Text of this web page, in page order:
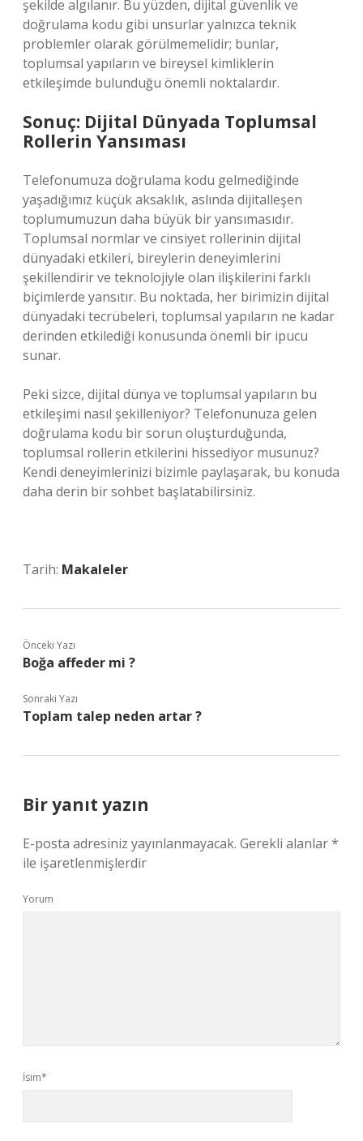
şekilde algılanır. Bu yüzden, dijital güvenlik ve
doğrulama kodu gibi unsurlar yalnızca teknik
problemler olarak görülmemelidir; bunlar,
toplumsal yapıların ve bireysel kimliklerin
etkileşimde bulunduğu önemli noktalardır.
Sonuç: Dijital Dünyada Toplumsal
Rollerin Yansıması
Telefonumuza doğrulama kodu gelmediğinde
yaşadığımız küçük aksaklık, aslında dijitalleşen
toplumumuzun daha büyük bir yansımasıdır.
Toplumsal normlar ve cinsiyet rollerinin dijital
dünyadaki etkileri, bireylerin deneyimlerini
şekillendirir ve teknolojiyle olan ilişkilerini farklı
biçimlerde yansıtır. Bu noktada, her birimizin dijital
dünyadaki tecrübeleri, toplumsal yapıların ne kadar
derinden etkilediği konusunda önemli bir ipucu
sunar.
Peki sizce, dijital dünya ve toplumsal yapıların bu
etkileşimi nasıl şekilleniyor? Telefonunuza gelen
doğrulama kodu bir sorun oluşturduğunda,
toplumsal rollerin etkilerini hissediyor musunuz?
Kendi deneyimlerinizi bizimle paylaşarak, bu konuda
daha derin bir sohbet başlatabilirsiniz.
Tarih: Makaleler
Önceki Yazı
Boğa affeder mi ?
Sonraki Yazı
Toplam talep neden artar ?
Bir yanıt yazın
E-posta adresiniz yayınlanmayacak. Gerekli alanlar*
ile işaretlenmişlerdir
Yorum
İsim*